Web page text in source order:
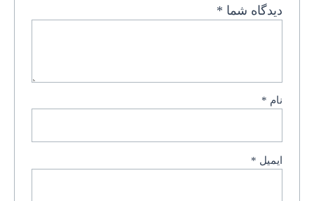
دیدگاه شما *
نام *
ایمیل *